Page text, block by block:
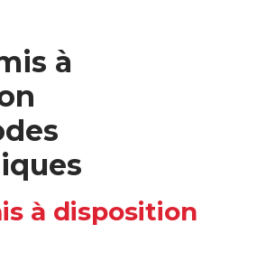
à
à disposition